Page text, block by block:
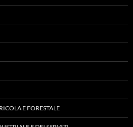
E FORESTALE